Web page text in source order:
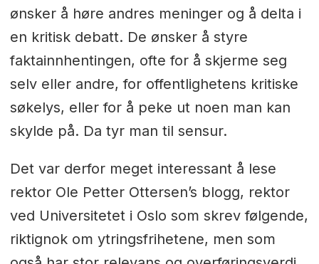
ønsker å høre andres meninger og å delta i
en kritisk debatt. De ønsker å styre
faktainnhentingen, ofte for å skjerme seg
selv eller andre, for offentlighetens kritiske
søkelys, eller for å peke ut noen man kan
skylde på. Da tyr man til sensur.
Det var derfor meget interessant å lese
rektor Ole Petter Ottersen’s blogg, rektor
ved Universitetet i Oslo som skrev følgende,
riktignok om ytringsfrihetene, men som